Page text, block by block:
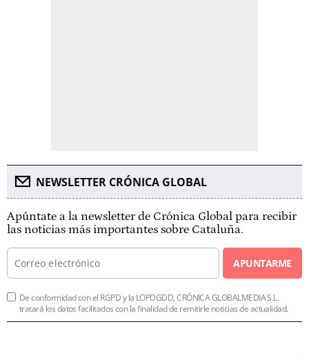
NEWSLETTER CRÓNICA GLOBAL
Apúntate a la newsletter de Crónica Global para recibir
las noticias más importantes sobre Cataluña.
APUNTARME
De conformidad con el RGPD y la LOPDGDD, CRÓNICA GLOBALMEDIA S.L.
tratará los datos facilitados con la finalidad de remitirle noticias de actualidad.